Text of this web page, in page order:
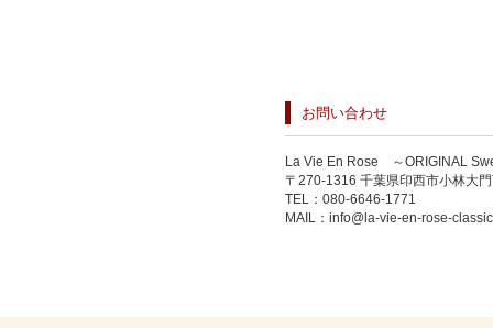
お問い合わせ
La Vie En Rose ～ORIGINAL
〒270-1316 千葉県印西市小林大
TEL： 080-6646-1771
MAIL： info@la-vie-en-rose-